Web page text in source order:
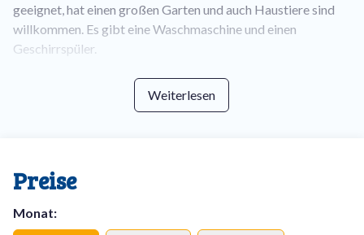
geeignet, hat einen großen Garten und auch Haustiere sind
willkommen. Es gibt eine Waschmaschine und einen
Geschirrspüler.
Im Erdgeschoss befinden sich die offene Küche und das
Wohnzimmer. Die Küche hat einen Kühlschrank mit
Sesseln und einem Flachbildfernseher eingerichtet. Das
Weiterlesen
Preise
Monat: